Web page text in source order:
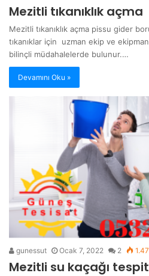
Mezitli tıkanıklık açma
Mezitli tıkanıklık açma pissu gider
tıkanıklar için uzman ekip ve
bilinçli müdahalelerde bulunur.…
Devamını Oku »
gunessut Ocak 7, 2022 2
Mezitli su kaçağı